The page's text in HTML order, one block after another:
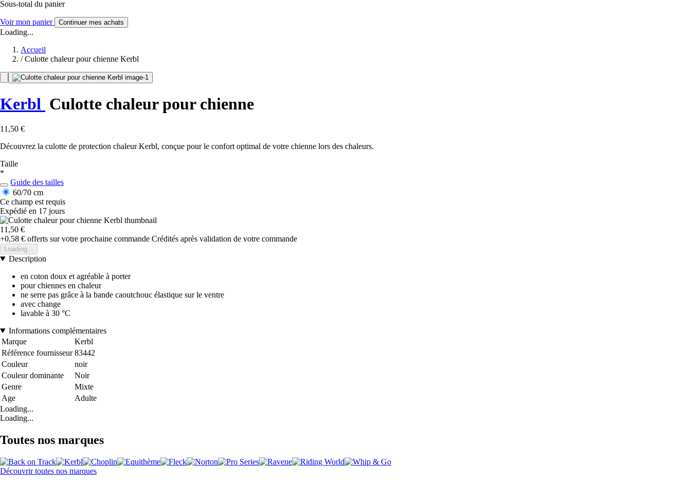
Sous-total du panier
Voir mon panier Continuer mes achats
Loading...
Accueil
/ Culotte chaleur pour chienne Kerbl
Kerbl Culotte chaleur pour chienne
11,50 €
Découvrez la culotte de protection chaleur Kerbl, conçue pour le confort optimal de votre chienne lors des chaleurs.
Taille
*
Guide des tailles
60/70 cm
Ce champ est requis
Expédié en 17 jours
11,50 €
+0,58 € offerts sur votre prochaine commande Crédités après validation de votre commande
Loading...
Description
en coton doux et agréable à porter
pour chiennes en chaleur
ne serre pas grâce à la bande caoutchouc élastique sur le ventre
avec change
lavable à 30 °C
Informations complémentaires
Marque
Kerbl
Référence fournisseur 83442
Couleur
noir
Couleur dominante
Noir
Genre
Mixte
Age
Adulte
Loading...
Loading...
Toutes nos marques
Découvrir toutes nos marques